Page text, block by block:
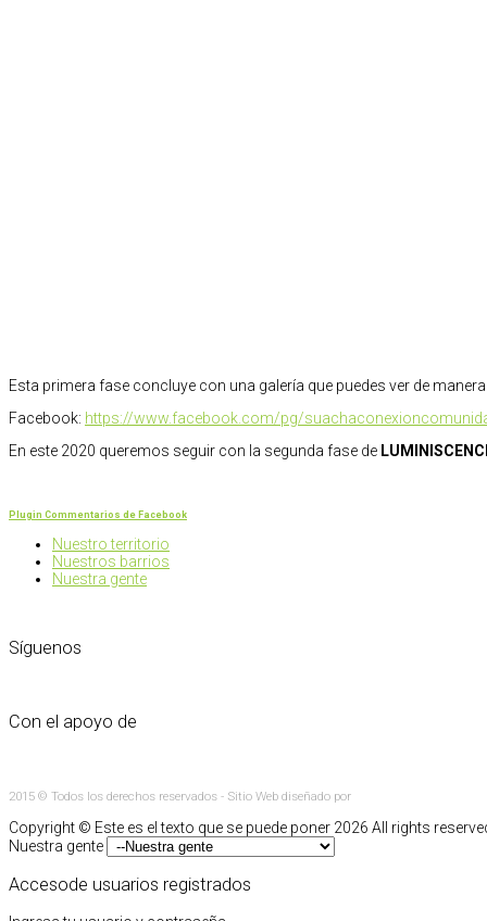
Esta primera fase concluye con una galería que puedes ver de
Facebook: https://www.facebook.com/pg/
En este 2020 queremos seguir con la segunda fase de
Plugin Commentarios de Facebook
Nuestro territorio
Nuestros barrios
Nuestra gente
Síguenos
Con el apoyo de
2015 © Todos los derechos reservados - Sitio Web diseñado por
Copyright © Este es el texto que se puede poner 2026 All rights
Nuestra gente
Accesode usuarios registrados